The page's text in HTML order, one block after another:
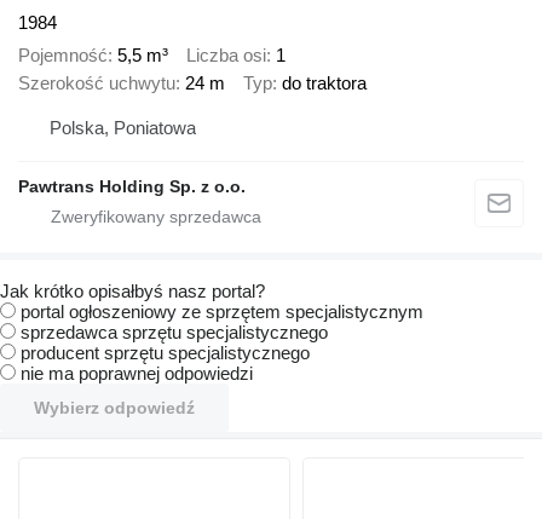
1984
Pojemność 5,5 m³ Liczba osi 1
Szerokość uchwytu 24 m Typ do traktora
Polska, Poniatowa
Pawtrans Holding Sp. z o.o.
Jak krótko opisałbyś nasz portal?
portal ogłoszeniowy ze sprzętem specjalistycznym
sprzedawca sprzętu specjalistycznego
producent sprzętu specjalistycznego
nie ma poprawnej odpowiedzi
Wybierz odpowiedź